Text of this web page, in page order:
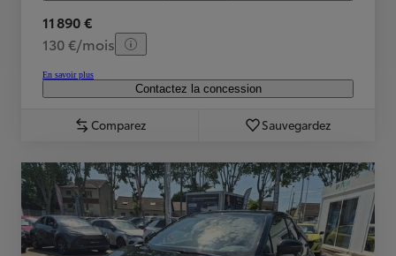
11 890 €
130 €/mois
En savoir plus
Contactez la concession
Comparez Sauvegardez